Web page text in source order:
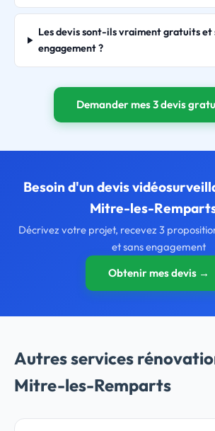
Les devis sont-ils vraiment gratuits et
engagement ?
Demander mes 3 devis
Besoin d'un devis
Mitre-les-
Décrivez votre projet, recevez 3
et sans engagement
Obtenir mes devis →
Autres services
Mitre-les-Remparts